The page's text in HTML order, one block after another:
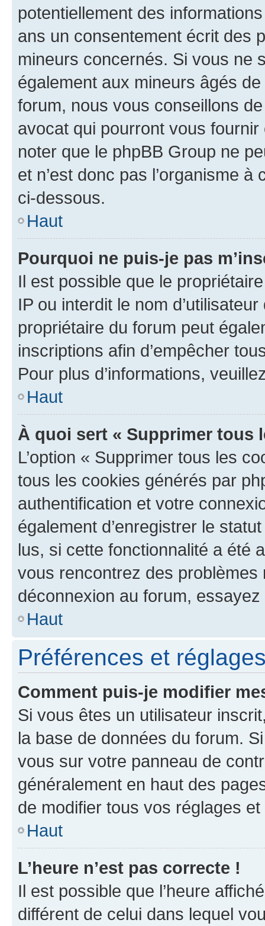
potentiellement des
ans un consentement écrit des
mineurs concernés. Si vous ne
également aux mineurs âgés
forum, nous vous conseillons
avocat qui pourront vous
noter que le phpBB Group ne
et n’est donc pas l’organisme
ci-dessous.
Haut
Pourquoi ne puis-je pas
Il est possible que le
IP ou interdit le nom
propriétaire du forum peut
inscriptions afin d’empêcher
Pour plus d’informations,
Haut
À quoi sert « Supprimer tous
L’option « Supprimer tous les
tous les cookies générés par
authentification et votre
également d’enregistrer le
lus, si cette fonctionnalité a été
vous rencontrez des
déconnexion au forum,
Haut
Préférences et
Comment puis-je modifier
Si vous êtes un utilisateur
la base de données du forum.
vous sur votre panneau de
généralement en haut des
de modifier tous vos réglages
Haut
L’heure n’est pas correcte !
Il est possible que l’heure
différent de celui dans lequel